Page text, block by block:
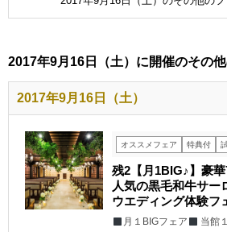
2017年9月16日（土）に開催のその
2017年9月16日（土）
オススメフェア 特典付
残2【月1BIG♪】豪
人気の黒毛和牛サ
ウエディング体験フ
月１BIGフェア 当館